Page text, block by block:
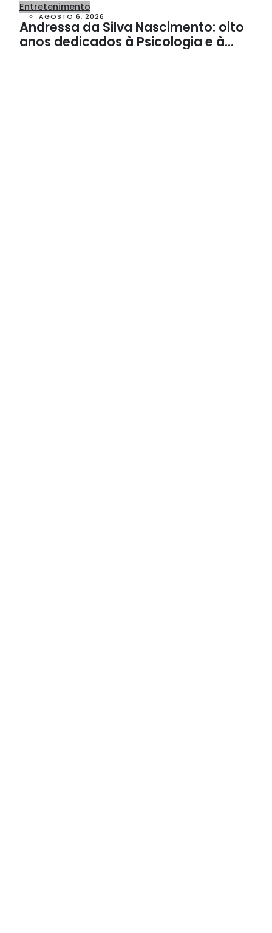
Entretenimento
AGOSTO 6, 2026
Andressa da Silva Nascimento: oito
anos dedicados à Psicologia e à